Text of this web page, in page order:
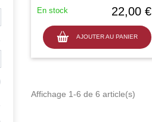
22,00 €
AJOUTER AU PANIER
En stock
Affichage 1-6 de 6 article(s)